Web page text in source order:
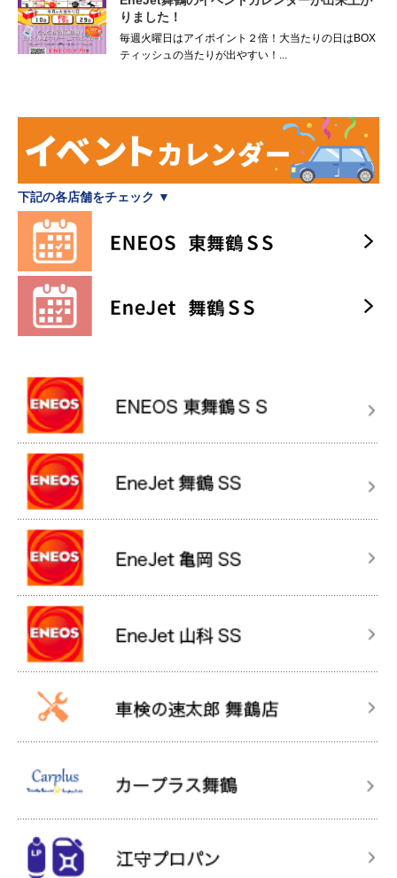
りました！
毎週火曜日はアイポイント２倍！大当たりの日はBOX
ティッシュの当たりが出やすい！...
下記の各店舗をチェック ▼